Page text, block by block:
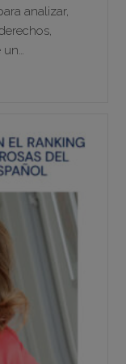
analizar,
un…